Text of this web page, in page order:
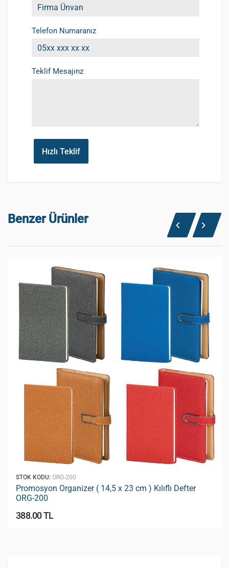
Telefon Numaranız
Teklif Mesajınz
Hızlı Teklif
Benzer Ürünler
STOK KODU: ORG-200
Promosyon Organizer ( 14,5 x 23 cm ) Kılıflı Defter
ORG-200
388.00 TL